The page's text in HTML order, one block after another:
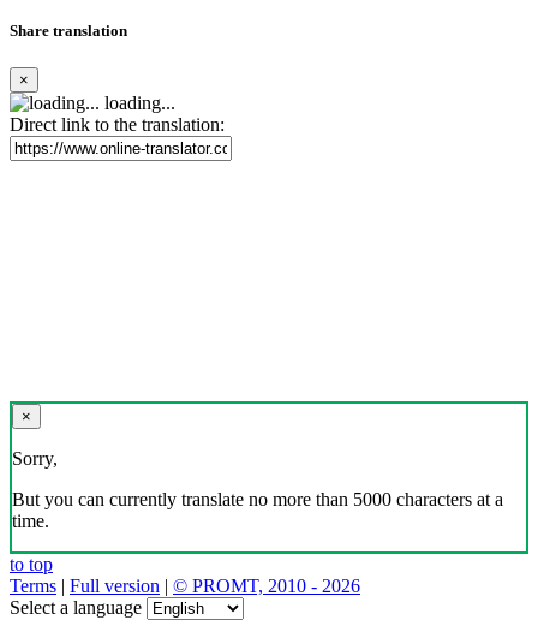
Share translation
×
loading...
Direct link to the translation:
×
Sorry,
But you can currently translate no more than 5000 characters at a
time.
to top
Terms | Full version | © PROMT, 2010 - 2026
Select a language